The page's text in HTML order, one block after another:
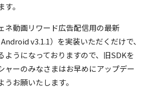
。
ネ動画リワード広告配信用の最新
v3.1.1）を実装いただくだけで、
ようになっておりますので、旧SDKを
ャーのみなさまはお早めにアップデー
うお願いたします。